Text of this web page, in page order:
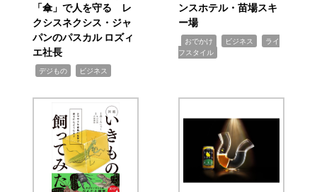
「傘」で人を守る レ
クシスネクシス・ジャ
パンのパスカル ロズィ
エ社長
デジもの ビジネス
ンスホテル・苗場スキ
ー場
おでかけ ビジネス
ライ
フスタイル